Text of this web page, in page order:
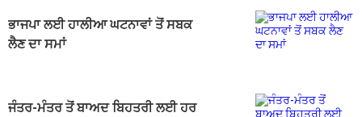
ਭਾਜਪਾ ਲਈ ਹਾਲੀਆ ਘਟਨਾਵਾਂ ਤੋਂ ਸਬਕ
ਲੈਣ ਦਾ ਸਮਾਂ
ਜੰਤਰ-ਮੰਤਰ ਤੋਂ ਬਾਅਦ ਬਿਹਤਰੀ ਲਈ ਹਰ